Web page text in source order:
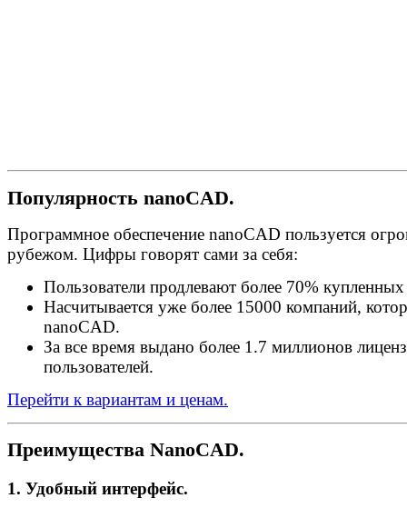
Популярность nanoCAD.
Программное обеспечение nanoCAD пользуется
рубежом. Цифры говорят сами за себя:
Пользователи продлевают более 70%
Насчитывается уже более 15000 компаний,
nanoCAD.
За все время выдано более 1.7 миллионов
пользователей.
Перейти к вариантам и ценам.
Преимущества NanoCAD.
1. Удобный интерфейс.